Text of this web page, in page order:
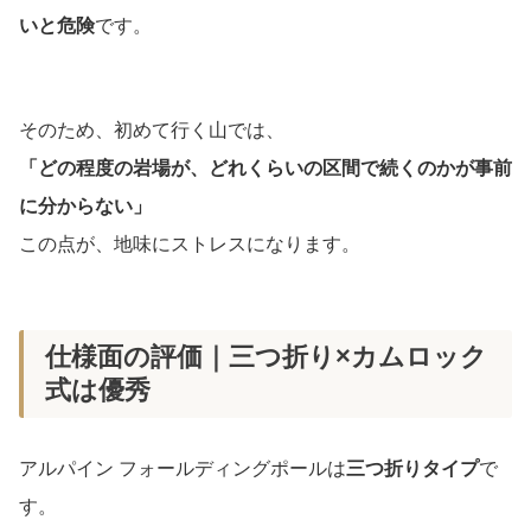
いと危険です。
そのため、初めて行く山では、
「どの程度の岩場が、どれくらいの区間で続くのかが事前
に分からない」
この点が、地味にストレスになります。
仕様面の評価｜三つ折り×カムロック
式は優秀
アルパイン フォールディングポールは三つ折りタイプで
す。